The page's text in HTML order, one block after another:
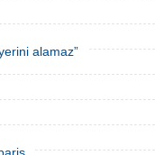
alamaz”